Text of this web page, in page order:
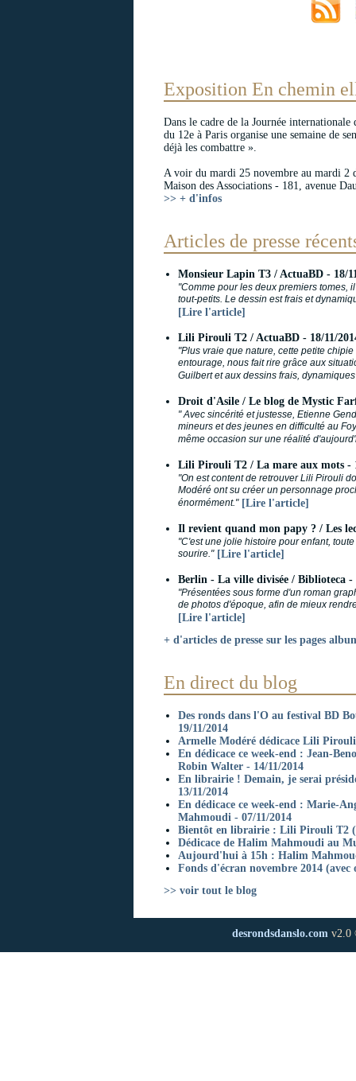
Exposition En chemin
Dans le cadre de la Journée
du 12e à Paris organise une semaine de
déjà les combattre ».
A voir du mardi 25 novembre au mardi 2
Maison des Associations - 181, avenue
>> + d'infos
Articles de presse
Monsieur Lapin T3 / ActuaBD - 18/
"Comme pour les deux premiers tomes,
tout-petits. Le dessin est frais et
[Lire l'article]
Lili Pirouli T2 / ActuaBD - 18/11/
"Plus vraie que nature, cette petite
entourage, nous fait rire grâce aux
Guilbert et aux dessins frais,
Droit d'Asile / Le blog de Mystic
" Avec sincérité et justesse, Etienne
mineurs et des jeunes en difficulté au
même occasion sur une réalité
Lili Pirouli T2 / La mare aux mots -
"On est content de retrouver Lili Pirouli
Modéré ont su créer un personnage
énormément." [Lire l'article]
Il revient quand mon papy ? / Les
"C'est une jolie histoire pour enfant,
sourire." [Lire l'article]
Berlin - La ville divisée / Biblioteca -
"Présentées sous forme d'un roman
de photos d'époque, afin de mieux
[Lire l'article]
+ d'articles de presse sur les pages
En direct du blog
Des ronds dans l'O au festival BD
19/11/2014
Armelle Modéré dédicace Lili
En dédicace ce week-end : Jean-
Robin Walter - 14/11/2014
En librairie ! Demain, je serai
13/11/2014
En dédicace ce week-end : Marie-
Mahmoudi - 07/11/2014
Bientôt en librairie : Lili Pirouli T2
Dédicace de Halim Mahmoudi au
Aujourd'hui à 15h : Halim
Fonds d'écran novembre 2014 (avec
>> voir tout le blog
desrondsdanslo.comv2.0